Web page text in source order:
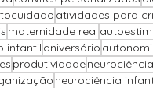
atividades para
maternidade real
infantil aniversário
produtividadeneurociência
neurociência